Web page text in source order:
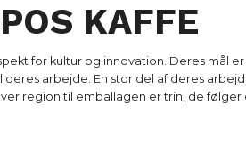
KAFFE
for kultur og innovation. Deres mål
arbejde. En stor del af deres
region til emballagen er trin, de